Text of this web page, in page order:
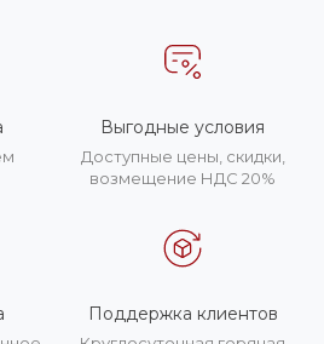
Выгодные условия
Доступные цены, скидки,
возмещение НДС 20%
Поддержка клиентов